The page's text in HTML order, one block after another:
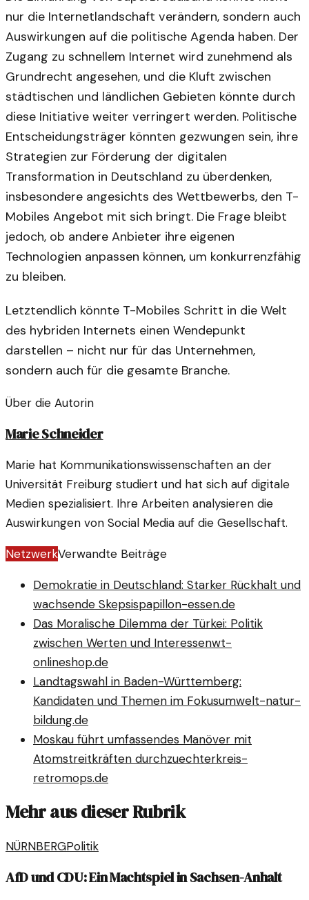
nur die Internetlandschaft verändern, sondern auch
Auswirkungen auf die politische Agenda haben. Der
Zugang zu schnellem Internet wird zunehmend als
Grundrecht angesehen, und die Kluft zwischen
städtischen und ländlichen Gebieten könnte durch
diese Initiative weiter verringert werden. Politische
Entscheidungsträger könnten gezwungen sein, ihre
Strategien zur Förderung der digitalen
Transformation in Deutschland zu überdenken,
insbesondere angesichts des Wettbewerbs, den T-
Mobiles Angebot mit sich bringt. Die Frage bleibt
jedoch, ob andere Anbieter ihre eigenen
Technologien anpassen können, um konkurrenzfähig
zu bleiben.
Letztendlich könnte T-Mobiles Schritt in die Welt
des hybriden Internets einen Wendepunkt
darstellen – nicht nur für das Unternehmen,
sondern auch für die gesamte Branche.
Über die Autorin
Marie Schneider
Marie hat Kommunikationswissenschaften an der
Universität Freiburg studiert und hat sich auf digitale
Medien spezialisiert. Ihre Arbeiten analysieren die
Auswirkungen von Social Media auf die Gesellschaft.
NetzwerkVerwandte Beiträge
Demokratie in Deutschland: Starker Rückhalt und
wachsende Skepsispapillon-essen.de
Das Moralische Dilemma der Türkei: Politik
zwischen Werten und Interessenwt-
onlineshop.de
Landtagswahl in Baden-Württemberg:
Kandidaten und Themen im Fokusumwelt-natur-
bildung.de
Moskau führt umfassendes Manöver mit
Atomstreitkräften durchzuechterkreis-
retromops.de
Mehr aus dieser Rubrik
NÜRNBERGPolitik
AfD und CDU: Ein Machtspiel in Sachsen-Anhalt